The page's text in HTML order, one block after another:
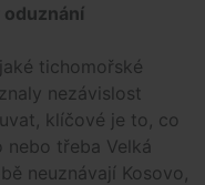
tichomořské
nezávislost
klíčové je to, co
nebo třeba Velká
neuznávají Kosovo,